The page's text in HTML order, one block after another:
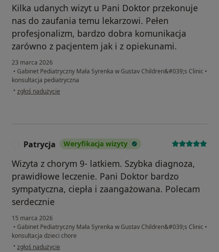
Kilka udanych wizyt u Pani Doktor przekonuje
nas do zaufania temu lekarzowi. Pełen
profesjonalizm, bardzo dobra komunikacja
zarówno z pacjentem jak i z opiekunami.
23 marca 2026
• Gabinet Pediatryczny Mała Syrenka w Gustav Children&#039;s Clinic •
konsultacja pediatryczna
• w opinii użytkownika P.S.
zgłoś nadużycie
Patrycja Weryfikacja wizyty
Wizyta z chorym 9- latkiem. Szybka diagnoza,
prawidłowe leczenie. Pani Doktor bardzo
sympatyczna, ciepła i zaangażowana. Polecam
serdecznie
15 marca 2026
• Gabinet Pediatryczny Mała Syrenka w Gustav Children&#039;s Clinic •
konsultacja dzieci chore
• w opinii użytkownika Patrycja
zgłoś nadużycie